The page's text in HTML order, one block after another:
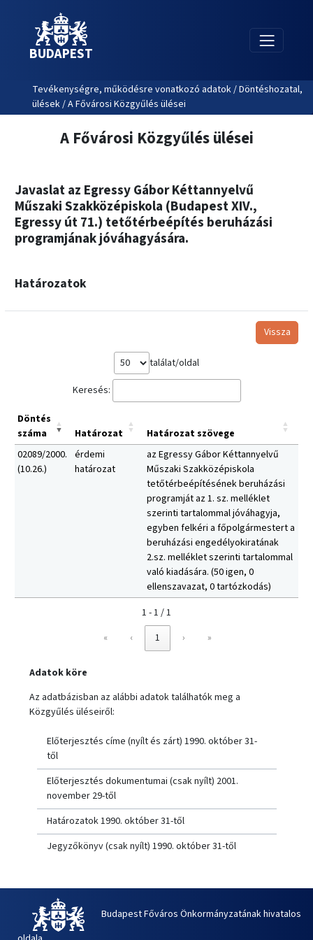
BUDAPEST
Tevékenységre, működésre vonatkozó adatok / Döntéshozatal,
ülések / A Fővárosi Közgyűlés ülései
A Fővárosi Közgyűlés ülései
Javaslat az Egressy Gábor Kéttannyelvű
Műszaki Szakközépiskola (Budapest XIV.,
Egressy út 71.) tetőtérbeépítés beruházási
programjának jóváhagyására.
Határozatok
Vissza
találat/oldal
Keresés:
Döntés
száma
Határozat
Határozat szövege
02089/2000.
(10.26.)
érdemi
határozat
az Egressy Gábor Kéttannyelvű
Műszaki Szakközépiskola
tetőtérbeépítésének beruházási
programját az 1. sz. melléklet
szerinti tartalommal jóváhagyja,
egyben felkéri a főpolgármestert a
beruházási engedélyokiratának
2.sz. melléklet szerinti tartalommal
való kiadására. (50 igen, 0
ellenszavazat, 0 tartózkodás)
1 - 1 / 1
«
‹ 1 › »
Adatok köre
Az adatbázisban az alábbi adatok találhatók meg a
Közgyűlés üléseiről:
Előterjesztés címe (nyílt és zárt) 1990. október 31-
től
Előterjesztés dokumentumai (csak nyílt) 2001.
november 29-től
Határozatok 1990. október 31-től
Jegyzőkönyv (csak nyílt) 1990. október 31-től
Budapest Főváros Önkormányzatának hivatalos